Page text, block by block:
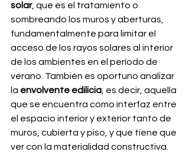
solar, que es el tratamiento o
sombreando los muros y aberturas,
fundamentalmente para limitar el
acceso de los rayos solares al interior
de los ambientes en el período de
verano. También es oportuno analizar
la envolvente edilicia , es decir, aquella
que se encuentra como interfaz entre
el espacio interior y exterior tanto de
muros, cubierta y piso, y que tiene que
ver con la materialidad constructiva.